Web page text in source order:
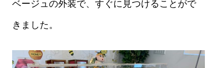
ベージュの外装で、すぐに見つけることがで
きました。